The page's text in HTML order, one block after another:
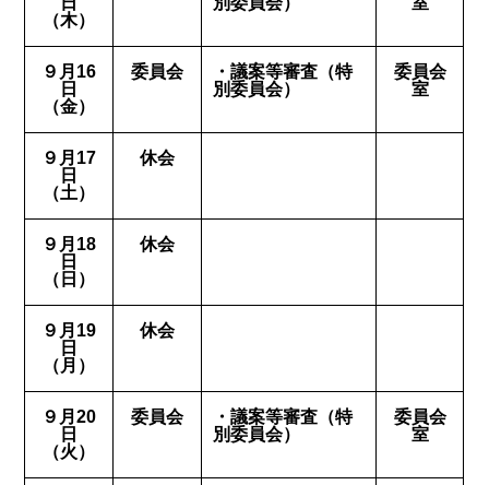
（木）
９月16
日
（金）
委員会
・議案等審査（特
別委員会）
委員会
室
９月17
日
（土）
休会
９月18
日
（日）
休会
９月19
日
（月）
休会
９月20
日
（火）
委員会
・議案等審査（特
別委員会）
委員会
室